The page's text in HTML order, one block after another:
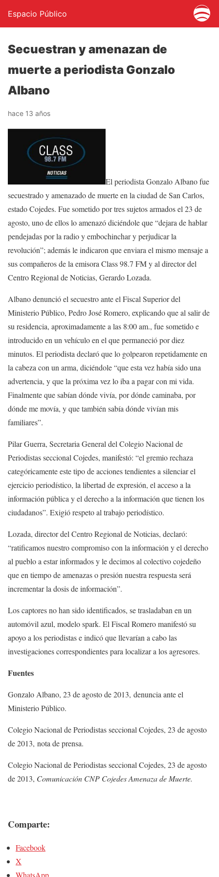
Espacio Público
Secuestran y amenazan de
muerte a periodista Gonzalo
Albano
hace 13 años
El periodista Gonzalo Albano fue
secuestrado y amenazado de muerte en la ciudad de San Carlos,
estado Cojedes. Fue sometido por tres sujetos armados el 23 de
agosto, uno de ellos lo amenazó diciéndole que “dejara de hablar
pendejadas por la radio y embochinchar y perjudicar la
revolución”; además le indicaron que enviara el mismo mensaje a
sus compañeros de la emisora Class 98.7 FM y al director del
Centro Regional de Noticias, Gerardo Lozada.
Albano denunció el secuestro ante el Fiscal Superior del
Ministerio Público, Pedro José Romero, explicando que al salir de
su residencia, aproximadamente a las 8:00 am., fue sometido e
introducido en un vehículo en el que permaneció por diez
minutos. El periodista declaró que lo golpearon repetidamente en
la cabeza con un arma, diciéndole “que esta vez había sido una
advertencia, y que la próxima vez lo iba a pagar con mi vida.
Finalmente que sabían dónde vivía, por dónde caminaba, por
dónde me movía, y que también sabía dónde vivían mis
familiares”.
Pilar Guerra, Secretaria General del Colegio Nacional de
Periodistas seccional Cojedes, manifestó: “el gremio rechaza
categóricamente este tipo de acciones tendientes a silenciar el
ejercicio periodístico, la libertad de expresión, el acceso a la
información pública y el derecho a la información que tienen los
ciudadanos”. Exigió respeto al trabajo periodístico.
Lozada, director del Centro Regional de Noticias, declaró:
“ratificamos nuestro compromiso con la información y el derecho
al pueblo a estar informados y le decimos al colectivo cojedeño
que en tiempo de amenazas o presión nuestra respuesta será
incrementar la dosis de información”.
Los captores no han sido identificados, se trasladaban en un
automóvil azul, modelo spark. El Fiscal Romero manifestó su
apoyo a los periodistas e indicó que llevarían a cabo las
investigaciones correspondientes para localizar a los agresores.
Fuentes
Gonzalo Albano, 23 de agosto de 2013, denuncia ante el
Ministerio Público.
Colegio Nacional de Periodistas seccional Cojedes, 23 de agosto
de 2013, nota de prensa.
Colegio Nacional de Periodistas seccional Cojedes, 23 de agosto
de 2013, Comunicación CNP Cojedes Amenaza de Muerte.
Comparte:
Facebook
X